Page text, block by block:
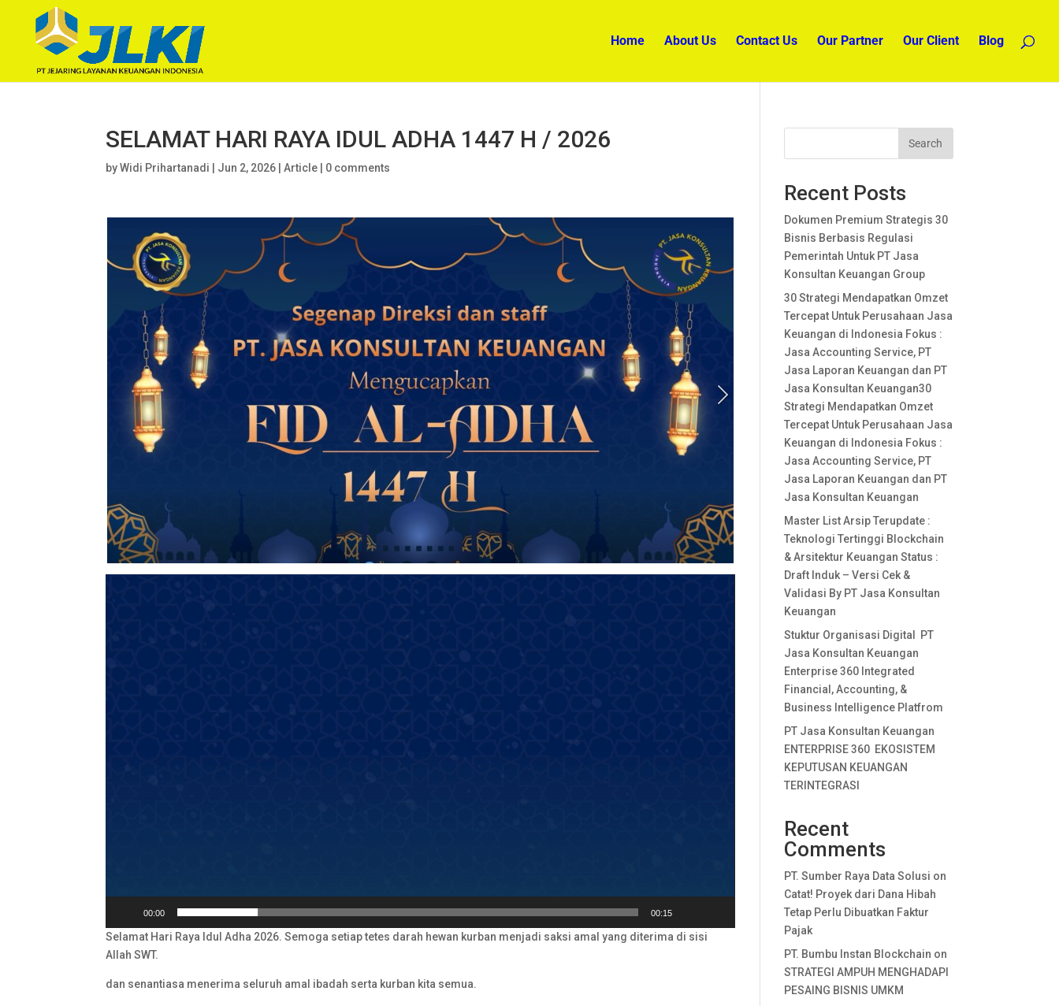
Home About Us Contact Us Our Partner Our Client Blog
SELAMAT HARI RAYA IDUL ADHA 1447 H / 2026
byWidi Prihartanadi Jun 2, 2026 |Article 0 comments
00:00 00:15
Selamat Hari Raya Idul Adha 2026. Semoga setiap tetes darah hewan kurban menjadi saksi amal yang diterima di sisi
Allah SWT.
dan senantiasa menerima seluruh amal ibadah serta kurban kita semua.
Search
Recent Posts
Dokumen Premium Strategis 30
Bisnis Berbasis Regulasi
Pemerintah Untuk PT Jasa
Konsultan Keuangan Group
30 Strategi Mendapatkan Omzet
Tercepat Untuk Perusahaan Jasa
Keuangan di Indonesia Fokus :
Jasa Accounting Service, PT
Jasa Laporan Keuangan dan PT
Jasa Konsultan Keuangan30
Strategi Mendapatkan Omzet
Tercepat Untuk Perusahaan Jasa
Keuangan di Indonesia Fokus :
Jasa Accounting Service, PT
Jasa Laporan Keuangan dan PT
Jasa Konsultan Keuangan
Master List Arsip Terupdate :
Teknologi Tertinggi Blockchain
& Arsitektur Keuangan Status :
Draft Induk – Versi Cek &
Validasi By PT Jasa Konsultan
Keuangan
Stuktur Organisasi Digital PT
Jasa Konsultan Keuangan
Enterprise 360 Integrated
Financial, Accounting, &
Business Intelligence Platfrom
PT Jasa Konsultan Keuangan
ENTERPRISE 360 EKOSISTEM
KEPUTUSAN KEUANGAN
TERINTEGRASI
Recent
Comments
PT. Sumber Raya Data Solusi on
Catat! Proyek dari Dana Hibah
Tetap Perlu Dibuatkan Faktur
Pajak
PT. Bumbu Instan Blockchain on
STRATEGI AMPUH MENGHADAPI
PESAING BISNIS UMKM